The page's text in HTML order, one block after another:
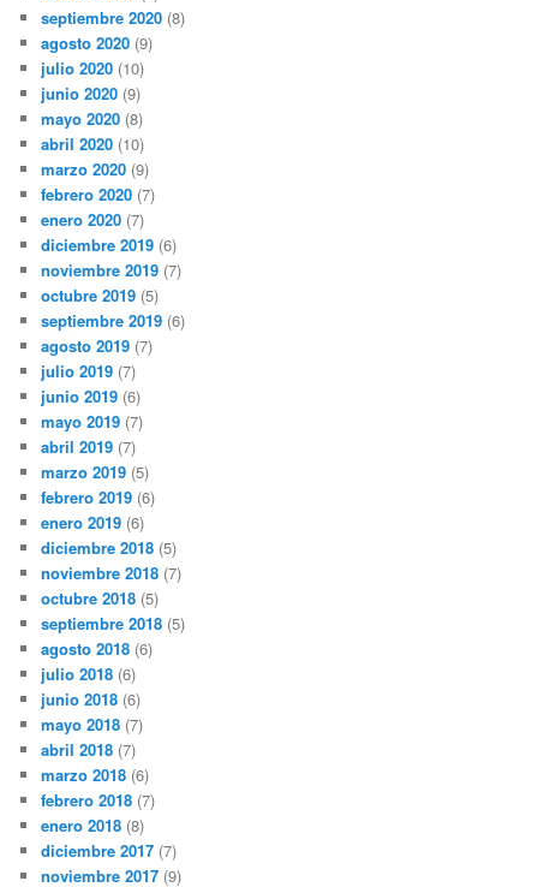
septiembre 2020 (8)
agosto 2020 (9)
julio 2020 (10)
junio 2020 (9)
mayo 2020 (8)
abril 2020 (10)
marzo 2020 (9)
febrero 2020 (7)
enero 2020 (7)
diciembre 2019 (6)
noviembre 2019 (7)
octubre 2019 (5)
septiembre 2019 (6)
agosto 2019 (7)
julio 2019 (7)
junio 2019 (6)
mayo 2019 (7)
abril 2019 (7)
marzo 2019 (5)
febrero 2019 (6)
enero 2019 (6)
diciembre 2018 (5)
noviembre 2018 (7)
octubre 2018 (5)
septiembre 2018 (5)
agosto 2018 (6)
julio 2018 (6)
junio 2018 (6)
mayo 2018 (7)
abril 2018 (7)
marzo 2018 (6)
febrero 2018 (7)
enero 2018 (8)
diciembre 2017 (7)
noviembre 2017 (9)